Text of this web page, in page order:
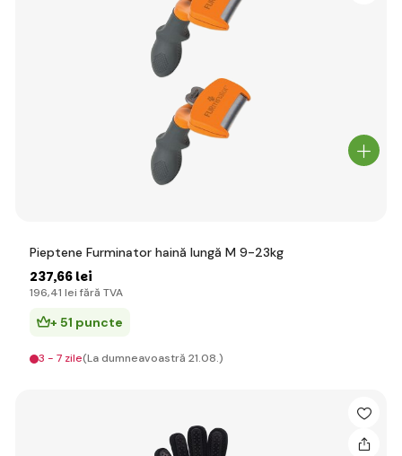
Pieptene Furminator haină lungă M 9-23kg
237,66 lei
196,41 lei fără TVA
+ 51 puncte
3 - 7 zile(La dumneavoastră 21.08.)